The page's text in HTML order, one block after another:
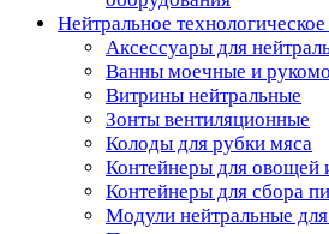
Нейтральное
Аксессуары для
Ванны моечные и
Витрины нейтральные
Зонты вентиляционные
Колоды для рубки мяса
Контейнеры для овощей
Контейнеры для сбора
Модули нейтральные